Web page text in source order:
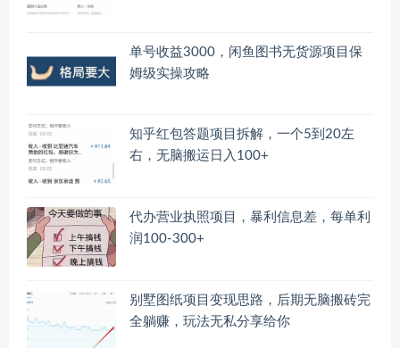
单号收益3000，闲鱼图书无货源项目保
姆级实操攻略
知乎红包答题项目拆解，一个5到20左
右，无脑搬运日入100+
代办营业执照项目，暴利信息差，每单利
润100-300+
别墅图纸项目变现思路，后期无脑搬砖完
全躺赚，玩法无私分享给你